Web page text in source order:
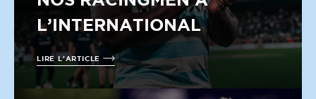
L’INTERNATIONAL
LIRE L'ARTICLE